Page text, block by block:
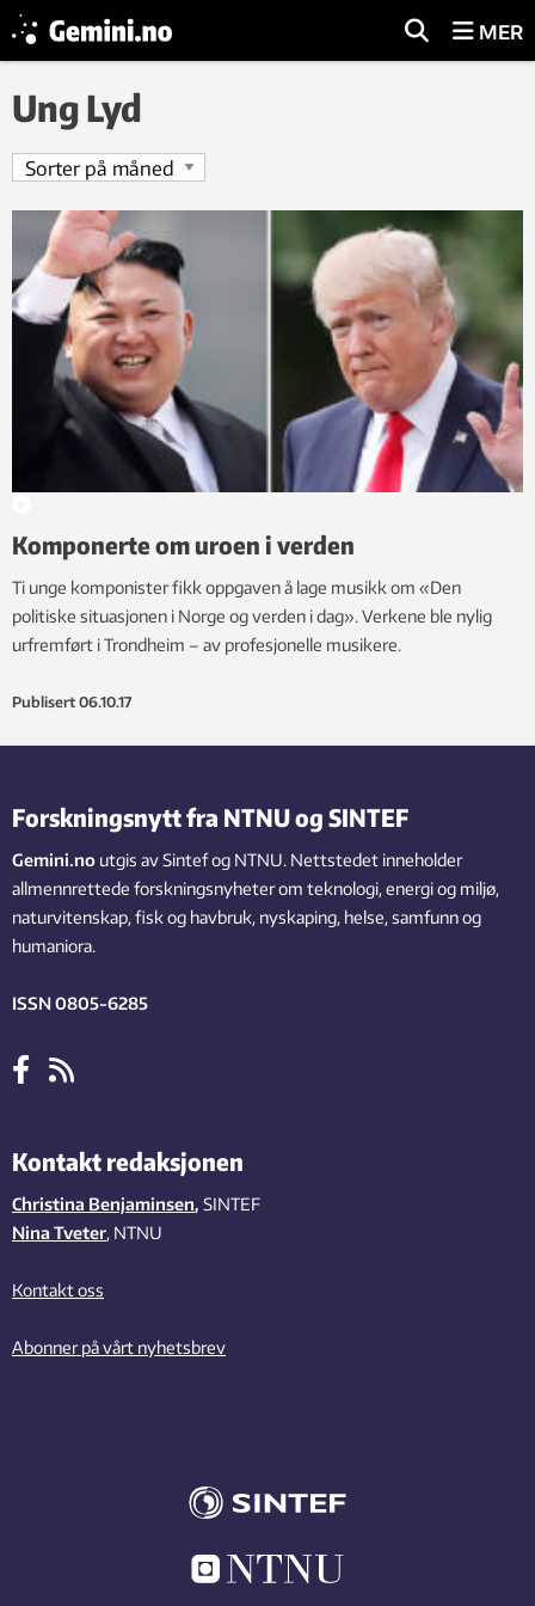
MER
Ung Lyd
Komponerte om uroen i verden
Ti unge komponister fikk oppgaven å lage musikk om «Den
politiske situasjonen i Norge og verden i dag». Verkene ble nylig
urfremført i Trondheim – av profesjonelle musikere.
Publisert 06.10.17
Forskningsnytt fra NTNU og SINTEF
Gemini.no utgis av Sintef og NTNU. Nettstedet inneholder
allmennrettede forskningsnyheter om teknologi, energi og miljø,
naturvitenskap, fisk og havbruk, nyskaping, helse, samfunn og
humaniora.
ISSN 0805-6285
Kontakt redaksjonen
Christina Benjaminsen, SINTEF
Nina Tveter, NTNU
Kontakt oss
Abonner på vårt nyhetsbrev